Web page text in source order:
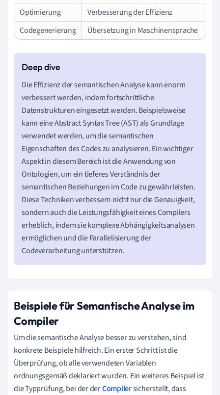
Optimierung
Verbesserung der Effizienz
Codegenerierung
Übersetzung in Maschinensprache
Die Effizienz der semantischen Analyse kann enorm
verbessert werden, indem fortschrittliche
Datenstrukturen eingesetzt werden. Beispielsweise
kann eine Abstract Syntax Tree (AST) als Grundlage
verwendet werden, um die semantischen
Eigenschaften des Codes zu analysieren. Ein wichtiger
Aspekt in diesem Bereich ist die Anwendung von
Ontologien, um ein tieferes Verständnis der
semantischen Beziehungen im Code zu gewährleisten.
Diese Techniken verbessern nicht nur die Genauigkeit,
sondern auch die Leistungsfähigkeit eines Compilers
erheblich, indem sie komplexe Abhängigkeitsanalysen
ermöglichen und die Parallelisierung der
Codeverarbeitung unterstützen.
Beispiele für Semantische Analyse im
Compiler
Um die semantische Analyse besser zu verstehen, sind
konkrete Beispiele hilfreich. Ein erster Schritt ist die
Überprüfung, ob alle verwendeten Variablen
ordnungsgemäß deklariert wurden. Ein weiteres Beispiel ist
die Typprüfung, bei der derCompilersicherstellt, dass